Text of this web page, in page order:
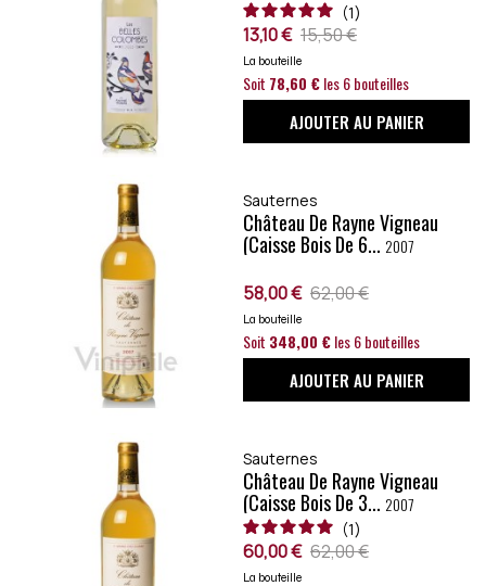
1
13,10 € 15,50 €
La bouteille
Soit 78,60 €les 6 bouteilles
AJOUTER AU PANIER
Sauternes
Château De Rayne Vigneau
(caisse Bois De 6... 2007
58,00 € 62,00 €
La bouteille
Soit 348,00 €les 6 bouteilles
AJOUTER AU PANIER
Sauternes
Château De Rayne Vigneau
(caisse Bois De 3... 2007
1
60,00 € 62,00 €
La bouteille